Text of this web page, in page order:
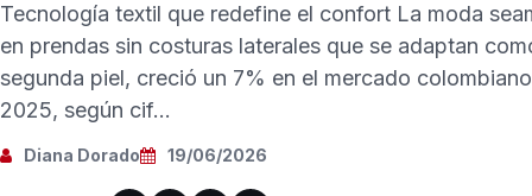
Tecnología textil que redefine el confort La moda
en prendas sin costuras laterales que se adaptan
segunda piel, creció un 7% en el mercado
2025, según cif...
Diana Dorado 19/06/2026